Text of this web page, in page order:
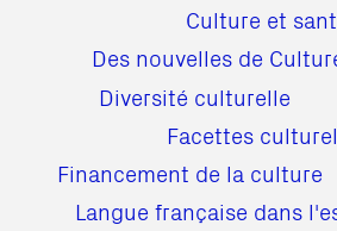
Culture et
Des nouvelles de
Diversité culturelle
Facettes
Financement de la culture
Langue française dans